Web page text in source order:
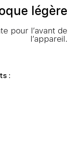
légère
pour l’avant de
l’appareil.
: